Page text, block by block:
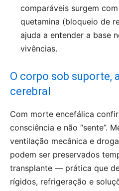
comparáveis surgem
quetamina (bloqueio de
ajuda a entender a base
vivências.
O corpo sob suporte,
cerebral
Com morte encefálica
consciência e não “sente”.
ventilação mecânica e
podem ser preservados
transplante — prática que
rígidos, refrigeração e